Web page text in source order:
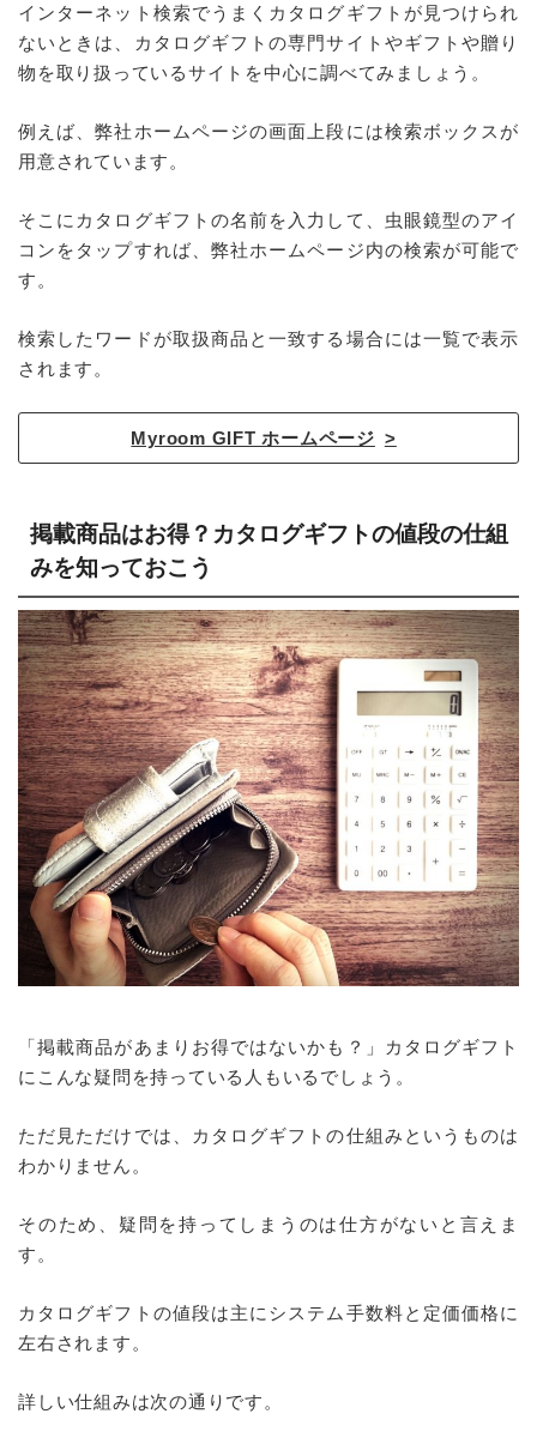
インターネット検索でうまくカタログギフトが見つけられ
ないときは、カタログギフトの専門サイトやギフトや贈り
物を取り扱っているサイトを中心に調べてみましょう。
例えば、弊社ホームページの画面上段には検索ボックスが
用意されています。
そこにカタログギフトの名前を入力して、虫眼鏡型のアイ
コンをタップすれば、弊社ホームページ内の検索が可能で
す。
検索したワードが取扱商品と一致する場合には一覧で表示
されます。
Myroom GIFT ホームページ
掲載商品はお得？カタログギフトの値段の仕組
みを知っておこう
「掲載商品があまりお得ではないかも？」カタログギフト
にこんな疑問を持っている人もいるでしょう。
ただ見ただけでは、カタログギフトの仕組みというものは
わかりません。
そのため、疑問を持ってしまうのは仕方がないと言えま
す。
カタログギフトの値段は主にシステム手数料と定価価格に
左右されます。
詳しい仕組みは次の通りです。